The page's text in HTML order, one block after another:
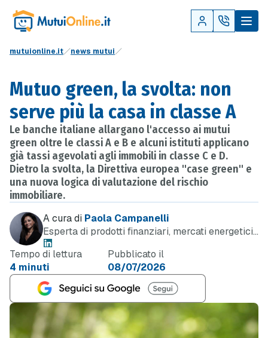
mutuionline.it news mutui
Mutuo green, la svolta: non
serve più la casa in classe A
Le banche italiane allargano l'accesso ai mutui
green oltre le classi A e B e alcuni istituti applicano
già tassi agevolati agli immobili in classe C e D.
Dietro la svolta, la Direttiva europea "case green" e
una nuova logica di valutazione del rischio
immobiliare.
A cura di Paola Campanelli
Esperta di prodotti finanziari, mercati energetici
e telefonia
Tempo di lettura
4 minuti
Pubblicato il
08/07/2026